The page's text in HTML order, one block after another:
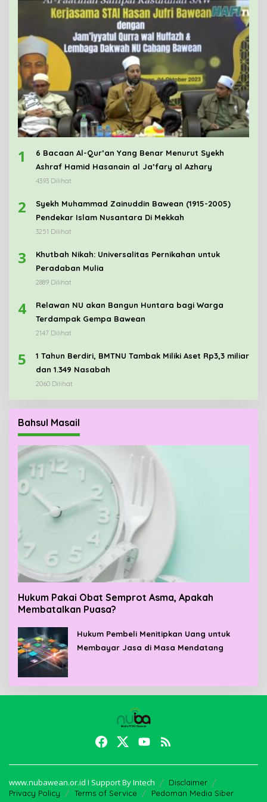
1
6 Bacaan Al-Qur’an Yang Benar Menurut Syekh
Ashraf Hamid Hasanain al Ja’fary al Azhary
4393 Dilihat
2
Syekh Muhammad Zainuddin Bawean (1915-2005)
Pendekar Islam Nusantara Di Mekkah
3251 Dilihat
3
Khutbah Nikah: Universalitas Pernikahan untuk
Peradaban Mulia
2889 Dilihat
4
Relawan NU akan Bangun Huntara bagi Warga
Terdampak Gempa Bawean
2147 Dilihat
5
1 Tahun Berdiri, BMTNU Tambak Miliki Aset Rp3,3 miliar
dan 1.349 Nasabah
2060 Dilihat
Bahsul Masail
Hukum Pakai Obat Semprot Asma, Apakah
Membatalkan Puasa?
Hukum Pembeli Menitipkan Uang untuk
Membayar Jasa di Masa Mendatang
www.nubawean.or.id I Support By Intech
Disclaimer
Privacy Policy
Terms of Service Pedoman Media Siber